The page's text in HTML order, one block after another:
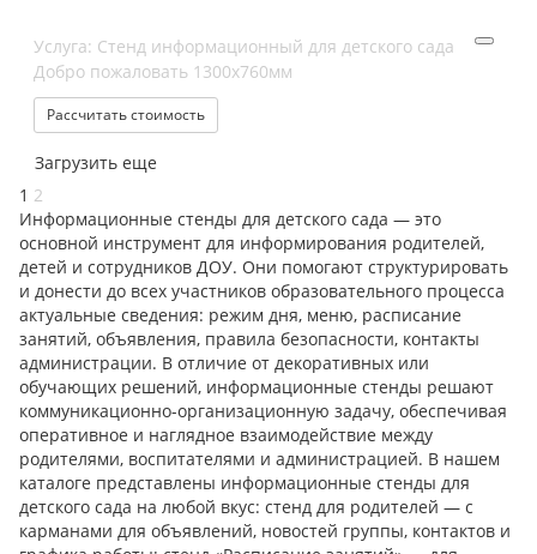
Услуга: Стенд информационный для детского сада
Добро пожаловать 1300х760мм
Рассчитать стоимость
Загрузить еще
1 2
Информационные стенды для детского сада — это
основной инструмент для информирования родителей,
детей и сотрудников ДОУ. Они помогают структурировать
и донести до всех участников образовательного процесса
актуальные сведения: режим дня, меню, расписание
занятий, объявления, правила безопасности, контакты
администрации. В отличие от декоративных или
обучающих решений, информационные стенды решают
коммуникационно-организационную задачу, обеспечивая
оперативное и наглядное взаимодействие между
родителями, воспитателями и администрацией. В нашем
каталоге представлены информационные стенды для
детского сада на любой вкус: стенд для родителей — с
карманами для объявлений, новостей группы, контактов и